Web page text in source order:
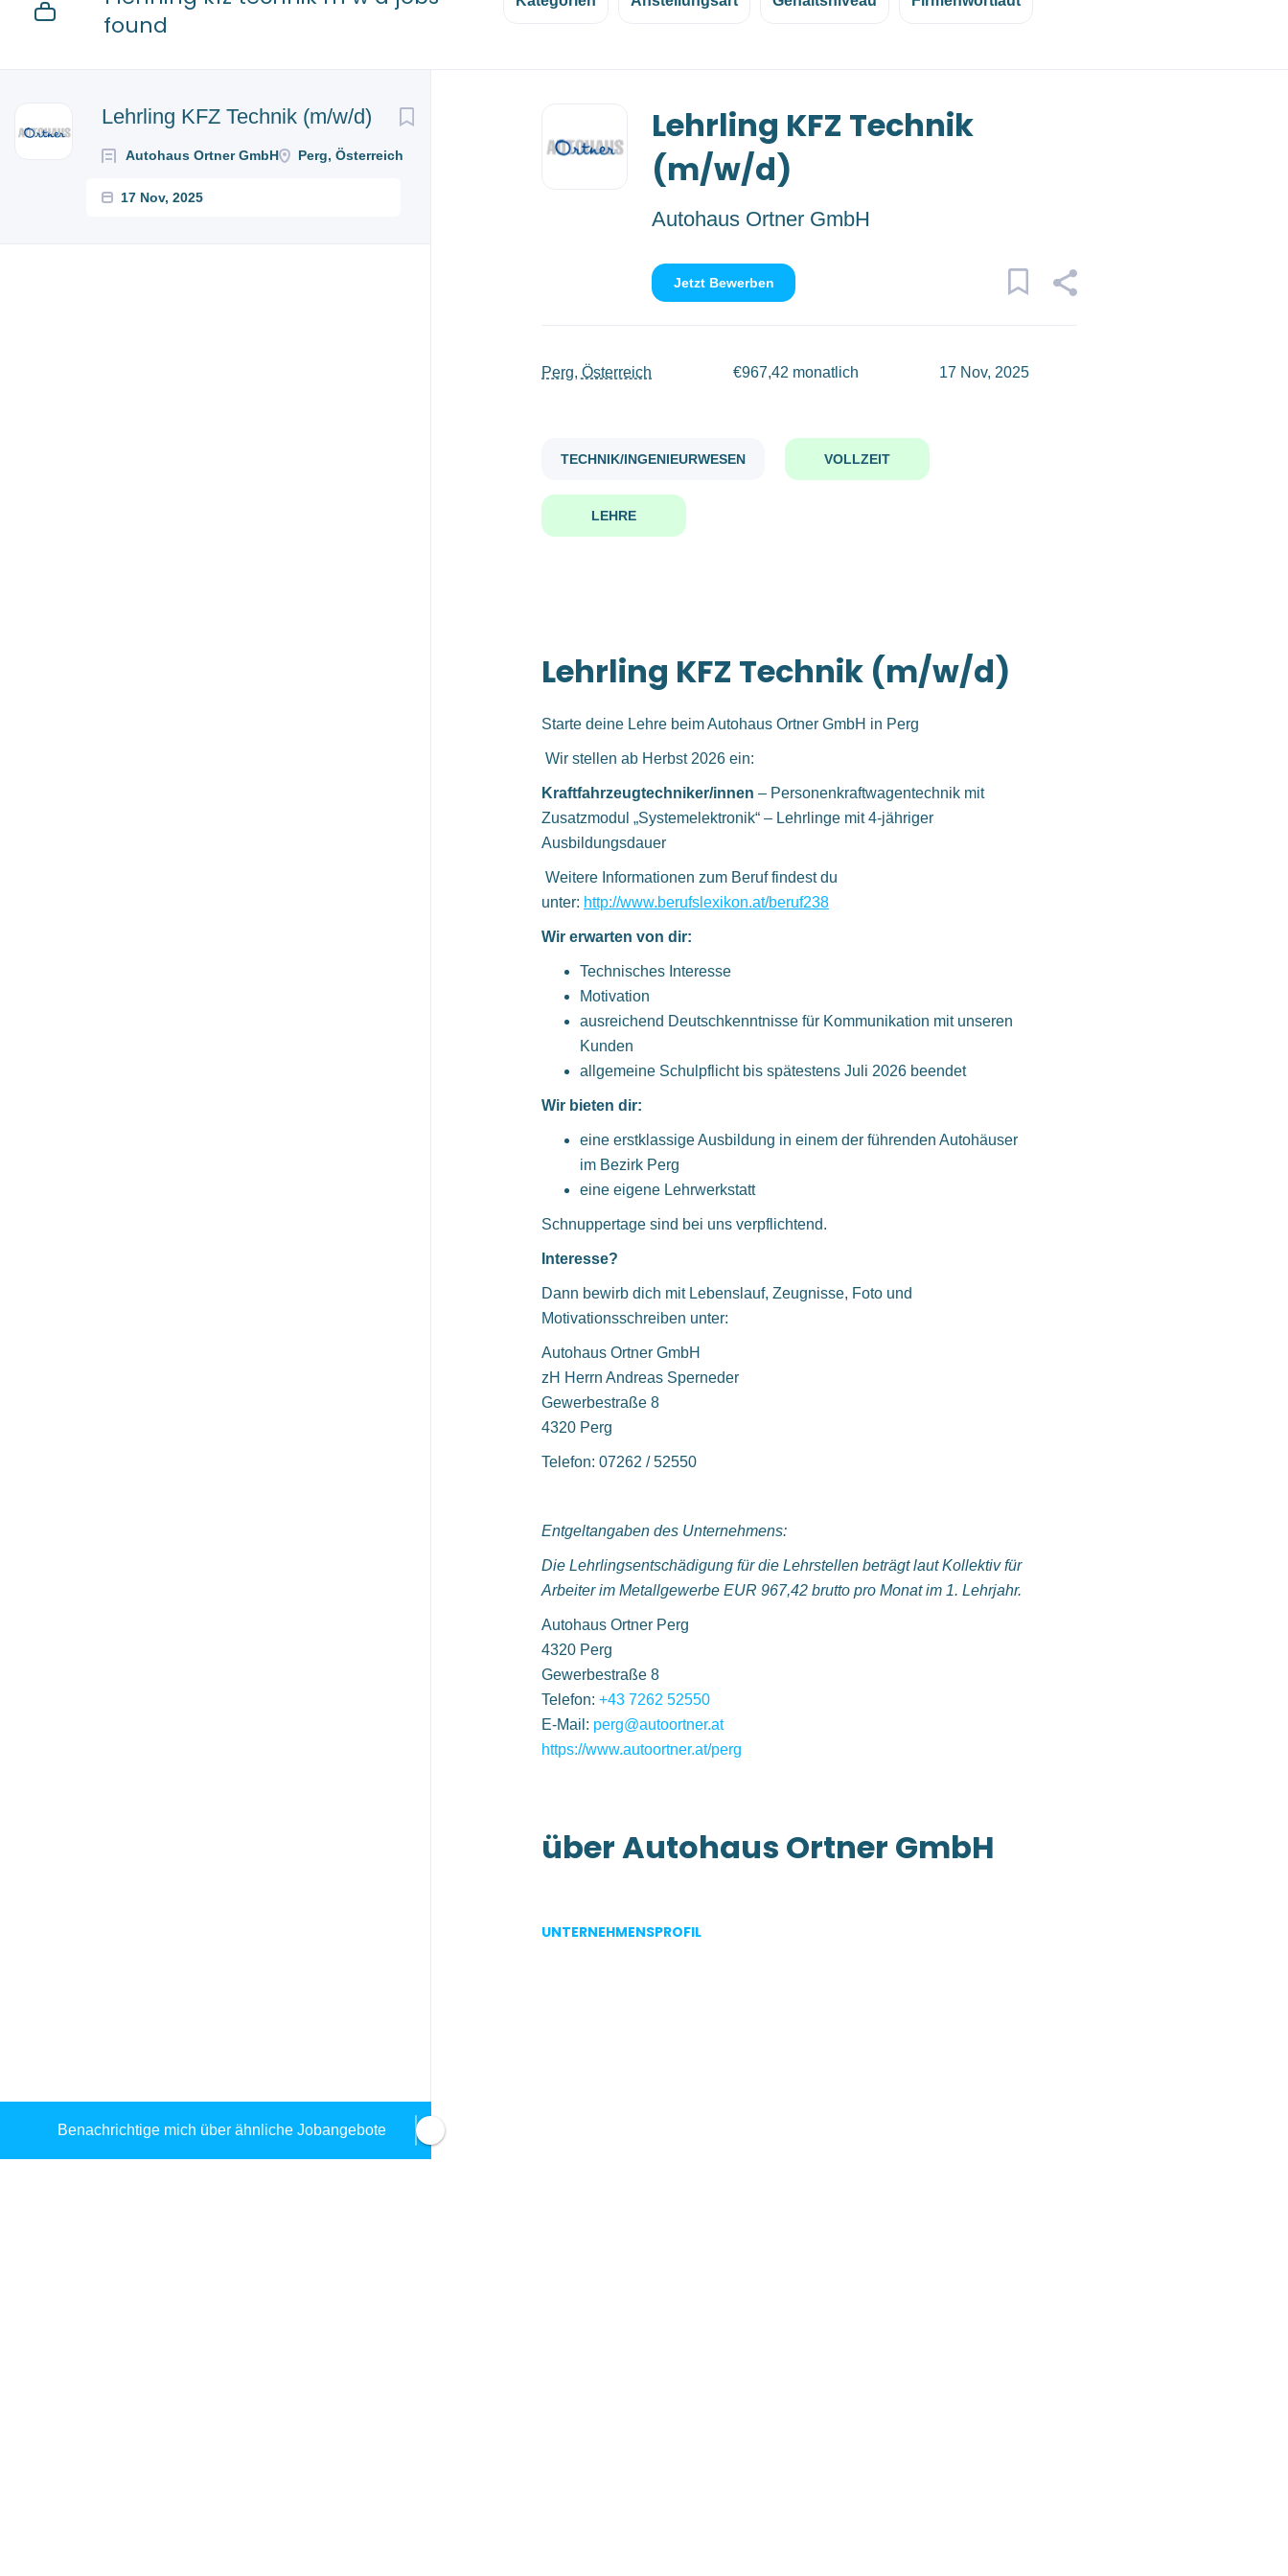
found
Lehrling KFZ Technik (m/w/d)
Autohaus Ortner GmbH Perg, Österreich
17 Nov, 2025
Benachrichtige mich über ähnliche Jobangebote
list
Lehrling KFZ Technik
(m/w/d)
Autohaus Ortner GmbH
Jetzt Bewerben
Perg, Österreich €967,42 monatlich 17 Nov, 2025
TECHNIK/INGENIEURWESEN VOLLZEIT
LEHRE
Lehrling KFZ Technik (m/w/d)
Starte deine Lehre beim Autohaus Ortner GmbH in Perg
Wir stellen ab Herbst 2026 ein:
Kraftfahrzeugtechniker/innen – Personenkraftwagentechnik mit
Zusatzmodul „Systemelektronik“ – Lehrlinge mit 4-jähriger
Ausbildungsdauer
Weitere Informationen zum Beruf findest du
unter: http://www.berufslexikon.at/beruf238
Wir erwarten von dir:
Technisches Interesse
Motivation
ausreichend Deutschkenntnisse für Kommunikation mit unseren
Kunden
allgemeine Schulpflicht bis spätestens Juli 2026 beendet
Wir bieten dir:
eine erstklassige Ausbildung in einem der führenden Autohäuser
im Bezirk Perg
eine eigene Lehrwerkstatt
Schnuppertage sind bei uns verpflichtend.
Interesse?
Dann bewirb dich mit Lebenslauf, Zeugnisse, Foto und
Motivationsschreiben unter:
Autohaus Ortner GmbH
zH Herrn Andreas Sperneder
Gewerbestraße 8
4320 Perg
Telefon: 07262 / 52550
Entgeltangaben des Unternehmens:
Die Lehrlingsentschädigung für die Lehrstellen beträgt laut Kollektiv für
Arbeiter im Metallgewerbe EUR 967,42 brutto pro Monat im 1. Lehrjahr.
Autohaus Ortner Perg
4320 Perg
Gewerbestraße 8
Telefon: +43 7262 52550
E-Mail: perg@autoortner.at
https://www.autoortner.at/perg
über Autohaus Ortner GmbH
UNTERNEHMENSPROFIL